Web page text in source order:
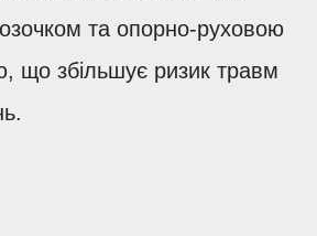
та опорно-руховою
що збільшує ризик травм